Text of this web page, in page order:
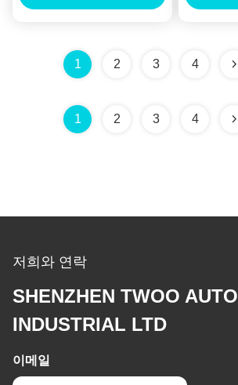
1 2 3 4
1 2 3 4
저희와 연락
SHENZHEN TWOO AUTO
INDUSTRIAL LTD
이메일